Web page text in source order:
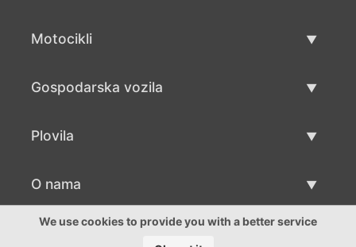
Motocikli
Gospodarska vozila
Plovila
Prodaja plovila
O nama
O nama
We use cookies to provide you with a better service